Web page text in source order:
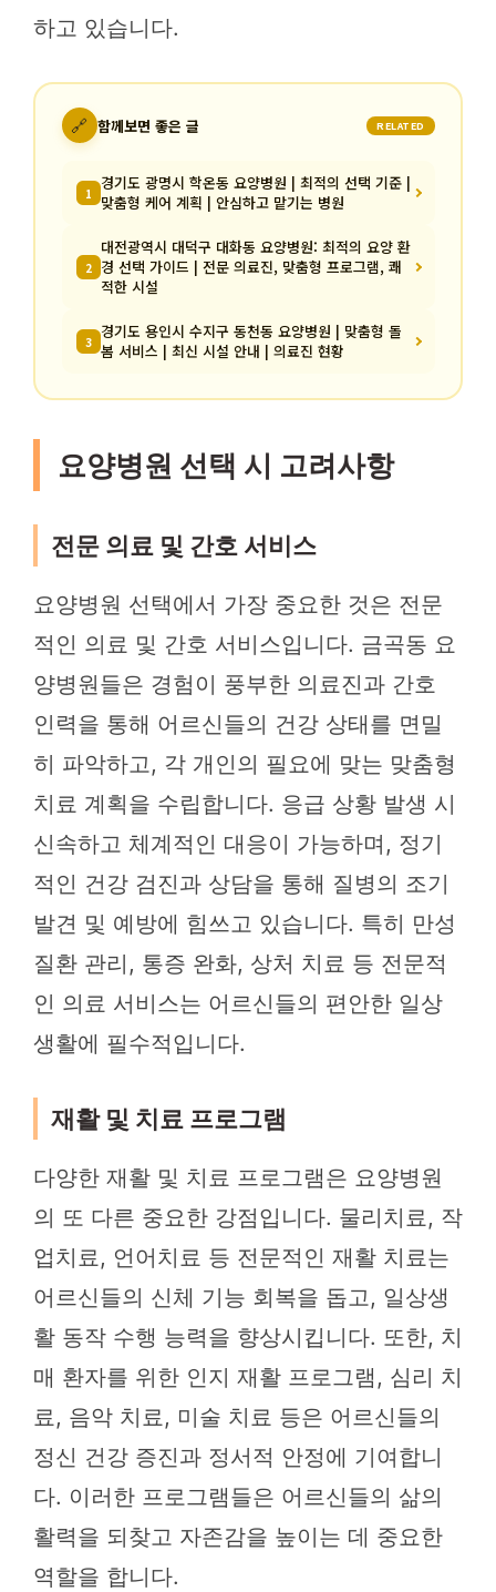
하고 있습니다.
🔗 함께보면 좋은 글 RELATED
1 경기도 광명시 학온동 요양병원 | 최적의 선택 기준 |
맞춤형 케어 계획 | 안심하고 맡기는 병원
2
대전광역시 대덕구 대화동 요양병원: 최적의 요양 환
경 선택 가이드 | 전문 의료진, 맞춤형 프로그램, 쾌
적한 시설
3 경기도 용인시 수지구 동천동 요양병원 | 맞춤형 돌
봄 서비스 | 최신 시설 안내 | 의료진 현황
요양병원 선택 시 고려사항
전문 의료 및 간호 서비스
요양병원 선택에서 가장 중요한 것은 전문
적인 의료 및 간호 서비스입니다. 금곡동 요
양병원들은 경험이 풍부한 의료진과 간호
인력을 통해 어르신들의 건강 상태를 면밀
히 파악하고, 각 개인의 필요에 맞는 맞춤형
치료 계획을 수립합니다. 응급 상황 발생 시
신속하고 체계적인 대응이 가능하며, 정기
적인 건강 검진과 상담을 통해 질병의 조기
발견 및 예방에 힘쓰고 있습니다. 특히 만성
질환 관리, 통증 완화, 상처 치료 등 전문적
인 의료 서비스는 어르신들의 편안한 일상
생활에 필수적입니다.
재활 및 치료 프로그램
다양한 재활 및 치료 프로그램은 요양병원
의 또 다른 중요한 강점입니다. 물리치료, 작
업치료, 언어치료 등 전문적인 재활 치료는
어르신들의 신체 기능 회복을 돕고, 일상생
활 동작 수행 능력을 향상시킵니다. 또한, 치
매 환자를 위한 인지 재활 프로그램, 심리 치
료, 음악 치료, 미술 치료 등은 어르신들의
정신 건강 증진과 정서적 안정에 기여합니
다. 이러한 프로그램들은 어르신들의 삶의
활력을 되찾고 자존감을 높이는 데 중요한
역할을 합니다.